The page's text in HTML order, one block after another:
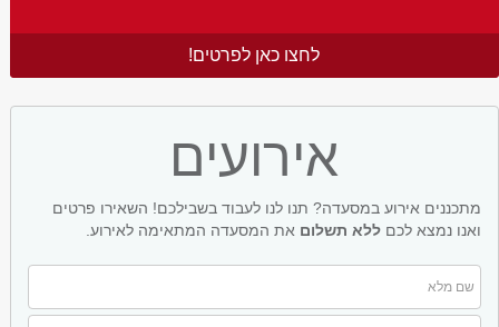
לחצו כאן לפרטים!
אירועים
מתכננים אירוע במסעדה? תנו לנו לעבוד בשבילכם! השאירו פרטים
ואנו נמצא לכם ללא תשלום את המסעדה המתאימה לאירוע.